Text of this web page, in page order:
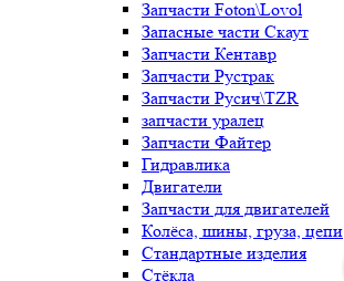
Запчасти Foton\Lovol
Запасные части Скаут
Запчасти Кентавр
Запчасти Рустрак
Запчасти Русич\TZR
запчасти уралец
Запчасти Файтер
Гидравлика
Двигатели
Запчасти для двигателей
Колёса, шины, груза, цепи
Стандартные изделия
Стёкла